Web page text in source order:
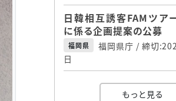
日韓相互誘客FAMツア
に係る企画提案の公募
福岡県
福岡県庁 / 締切
日
もっと見る